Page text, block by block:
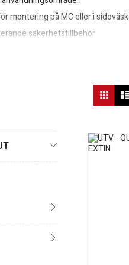
montering på MC eller i
säkerhetstillbehör
Visa
som
Rutnät